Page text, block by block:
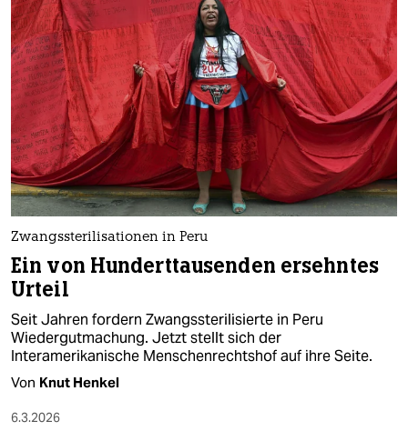
Zwangssterilisationen in Peru
Ein von Hunderttausenden ersehntes
Urteil
Seit Jahren fordern Zwangssterilisierte in Peru
Wiedergutmachung. Jetzt stellt sich der
Interamerikanische Menschenrechtshof auf ihre Seite.
Von Knut Henkel
6.3.2026